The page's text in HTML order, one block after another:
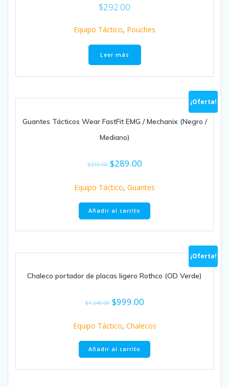
$292.00
Equipo Táctico, Pouches
Leer más
¡Oferta!
Guantes Tácticos Wear FastFit EMG / Mechanix (Negro /
Mediano)
$315.00 $289.00
Equipo Táctico, Guantes
Añadir al carrito
¡Oferta!
Chaleco portador de placas ligero Rothco (OD Verde)
$1,249.00 $999.00
Equipo Táctico, Chalecos
Añadir al carrito